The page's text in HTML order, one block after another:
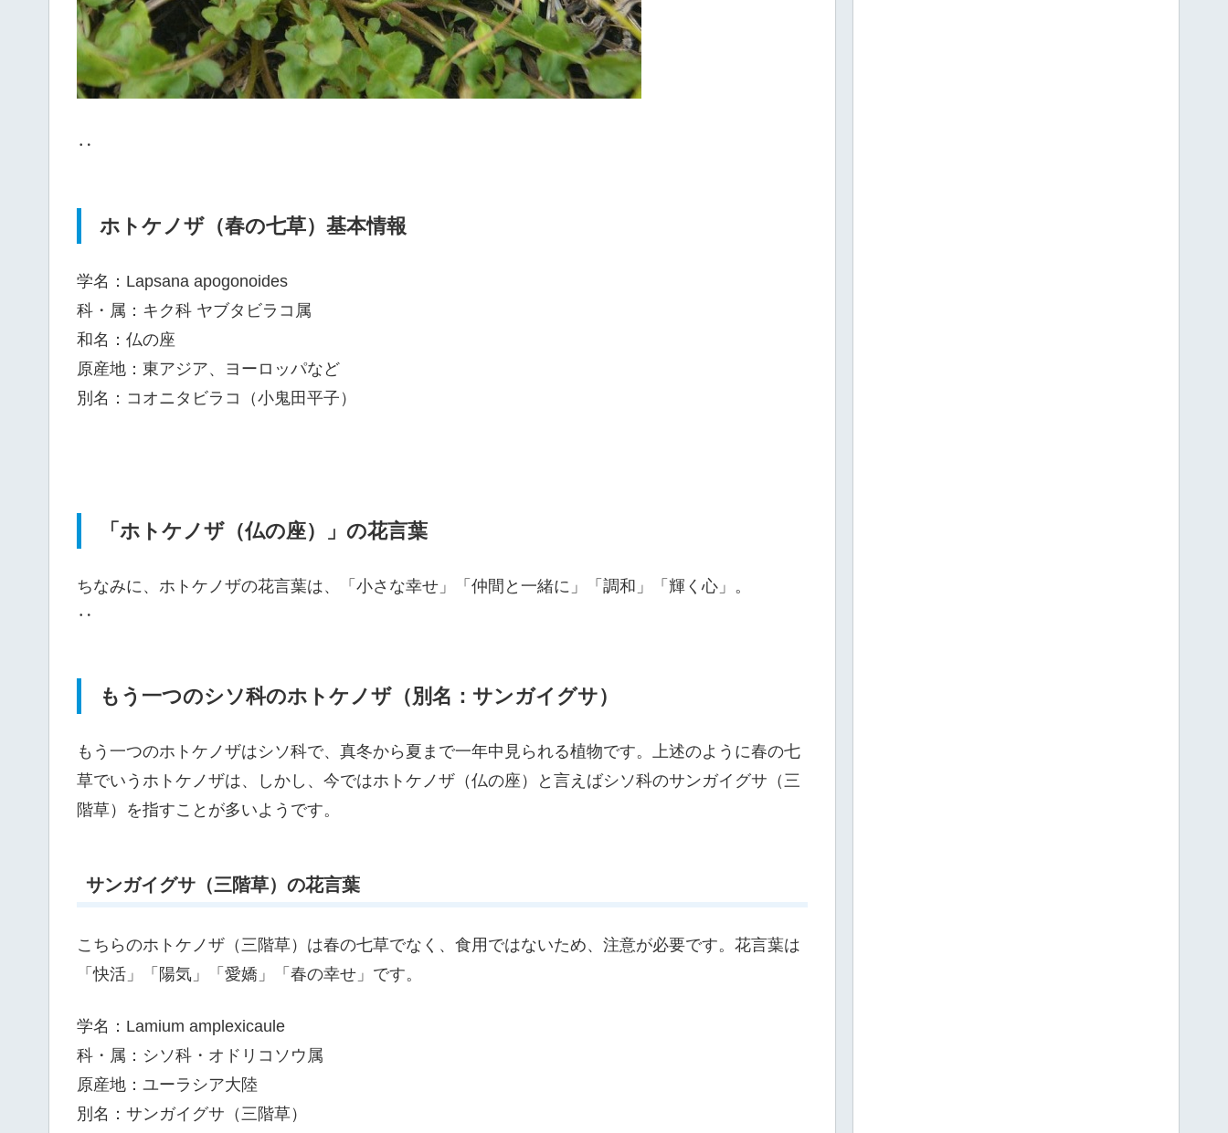
‥
ホトケノザ（春の七草）基本情報
学名：Lapsana apogonoides
科・属：キク科 ヤブタビラコ属
和名：仏の座
原産地：東アジア、ヨーロッパなど
別名：コオニタビラコ（小鬼田平子）
「ホトケノザ（仏の座）」の花言葉
ちなみに、ホトケノザの花言葉は、「小さな幸せ」「仲間と一緒に」「調和」「輝く心」。
‥
もう一つのシソ科のホトケノザ（別名：サンガイグサ）
もう一つのホトケノザはシソ科で、真冬から夏まで一年中見られる植物です。上述のように春の七
草でいうホトケノザは、しかし、今ではホトケノザ（仏の座）と言えばシソ科のサンガイグサ（三
階草）を指すことが多いようです。
サンガイグサ（三階草）の花言葉
こちらのホトケノザ（三階草）は春の七草でなく、食用ではないため、注意が必要です。花言葉は
「快活」「陽気」「愛嬌」「春の幸せ」です。
学名：Lamium amplexicaule
科・属：シソ科・オドリコソウ属
原産地：ユーラシア大陸
別名：サンガイグサ（三階草）